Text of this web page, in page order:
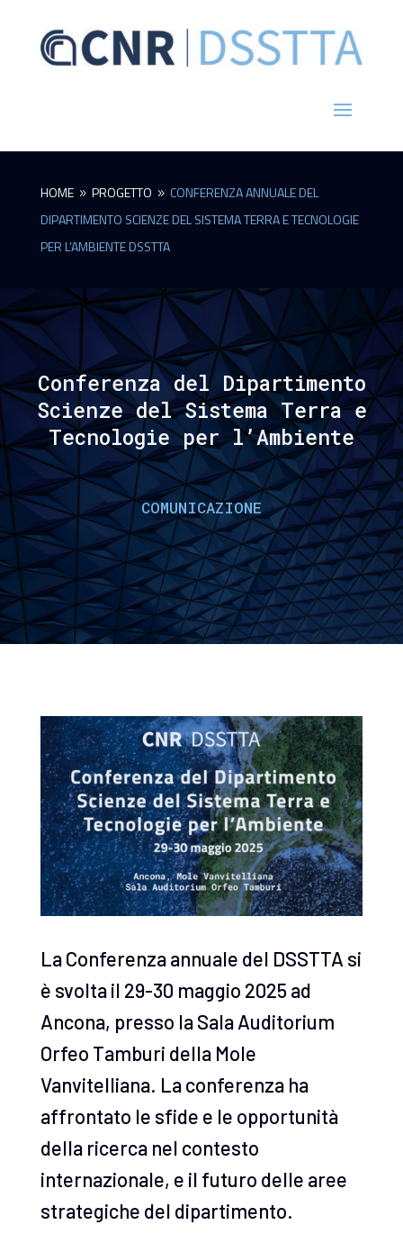
HOME 9 PROGETTO 9 CONFERENZA ANNUALE DEL
DIPARTIMENTO SCIENZE DEL SISTEMA TERRA E TECNOLOGIE
PER L’AMBIENTE DSSTTA
Conferenza del Dipartimento
Scienze del Sistema Terra e
Tecnologie per l’Ambiente
COMUNICAZIONE
La Conferenza annuale del DSSTTA si
è svolta il 29-30 maggio 2025 ad
Ancona, presso la Sala Auditorium
Orfeo Tamburi della Mole
Vanvitelliana. La conferenza ha
affrontato le sfide e le opportunità
della ricerca nel contesto
internazionale, e il futuro delle aree
strategiche del dipartimento.